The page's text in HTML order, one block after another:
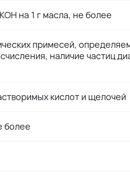
на 1 г масла, не более
примесей,
наличие частиц
кислот и щелочей
более